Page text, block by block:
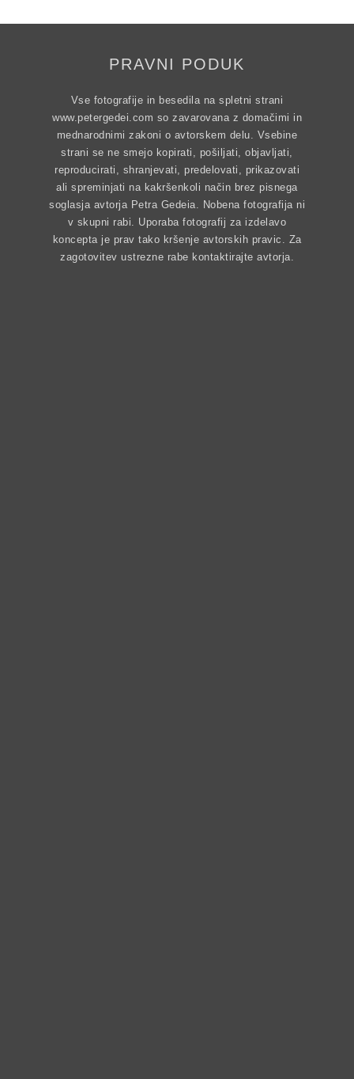
PRAVNI PODUK
Vse fotografije in besedila na spletni strani
www.petergedei.com so zavarovana z domačimi in
mednarodnimi zakoni o avtorskem delu. Vsebine
strani se ne smejo kopirati, pošiljati, objavljati,
reproducirati, shranjevati, predelovati, prikazovati
ali spreminjati na kakršenkoli način brez pisnega
soglasja avtorja Petra Gedeia. Nobena fotografija ni
v skupni rabi. Uporaba fotografij za izdelavo
koncepta je prav tako kršenje avtorskih pravic. Za
zagotovitev ustrezne rabe kontaktirajte avtorja.